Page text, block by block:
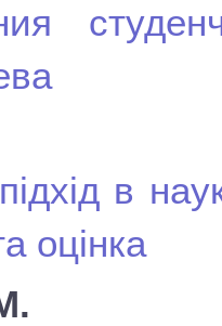
в
оцінка